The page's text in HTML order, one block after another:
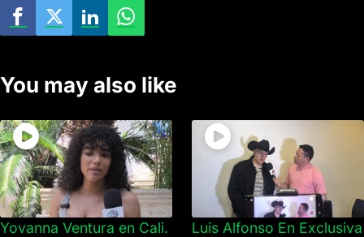
You may also like
Yovanna Ventura en Cali. Luis Alfonso En Exclusiva